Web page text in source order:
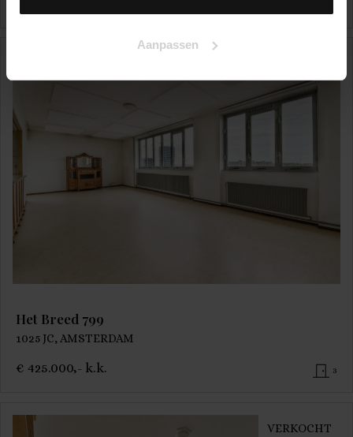
Aanpassen
Het Breed 799
1025 JC, AMSTERDAM
€ 425.000,- k.k. 3
VERKOCHT